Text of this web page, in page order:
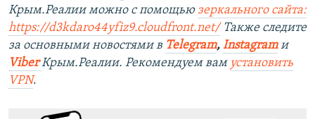
Крым.Реалии можно с помощью зеркального сайта:
https://d3kdaro44yfiz9.cloudfront.net/ Также следите
за основными новостями в Telegram, Instagramи
ViberКрым.Реалии. Рекомендуем вам установить
VPN.